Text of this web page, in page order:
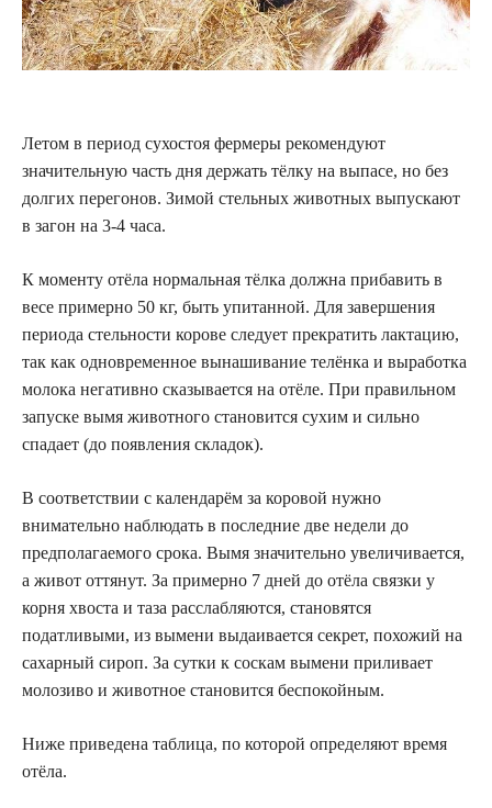
Летом в период сухостоя фермеры рекомендуют
значительную часть дня держать тёлку на выпасе, но без
долгих перегонов. Зимой стельных животных выпускают
в загон на 3-4 часа.
К моменту отёла нормальная тёлка должна прибавить в
весе примерно 50 кг, быть упитанной. Для завершения
периода стельности корове следует прекратить лактацию,
так как одновременное вынашивание телёнка и выработка
молока негативно сказывается на отёле. При правильном
запуске вымя животного становится сухим и сильно
спадает (до появления складок).
В соответствии с календарём за коровой нужно
внимательно наблюдать в последние две недели до
предполагаемого срока. Вымя значительно увеличивается,
а живот оттянут. За примерно 7 дней до отёла связки у
корня хвоста и таза расслабляются, становятся
податливыми, из вымени выдаивается секрет, похожий на
сахарный сироп. За сутки к соскам вымени приливает
молозиво и животное становится беспокойным.
Ниже приведена таблица, по которой определяют время
отёла.